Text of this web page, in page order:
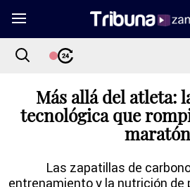
Más allá del atleta:
tecnológica que
maratón
Las zapatillas de
entrenamiento y la nutrición de